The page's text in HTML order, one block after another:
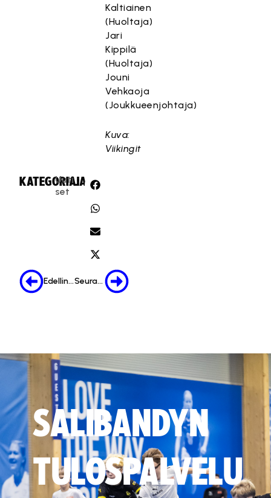
Kaltiainen
(Huoltaja)
Jari
Kippilä
(Huoltaja)
Jouni
Vehkaoja
(Joukkueenjohtaja)
Kuva:
Viikingit
KATEGORIA:
Uuti
set
JAA:
Edellinen Seuraava
SALIBANDYN
TULOSPALVELU